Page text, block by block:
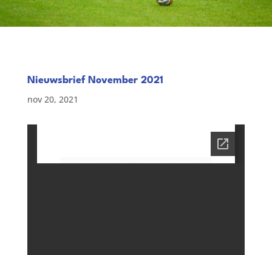
Nieuwsbrief November 2021
nov 20, 2021